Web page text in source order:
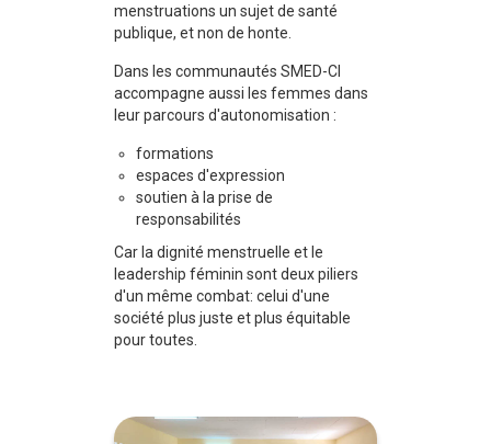
menstruations un sujet de santé
publique, et non de honte.
Dans les communautés SMED-CI
accompagne aussi les femmes dans
leur parcours d'autonomisation :
formations
espaces d'expression
soutien à la prise de
responsabilités
Car la dignité menstruelle et le
leadership féminin sont deux piliers
d'un même combat: celui d'une
société plus juste et plus équitable
pour toutes.